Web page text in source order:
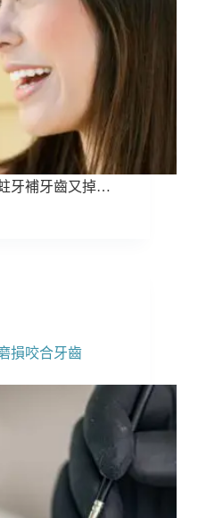
牙補牙齒又掉…
損咬合牙齒